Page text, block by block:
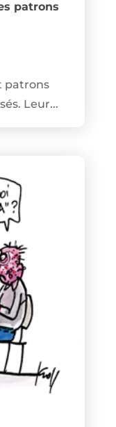
patrons
patrons
Leur...